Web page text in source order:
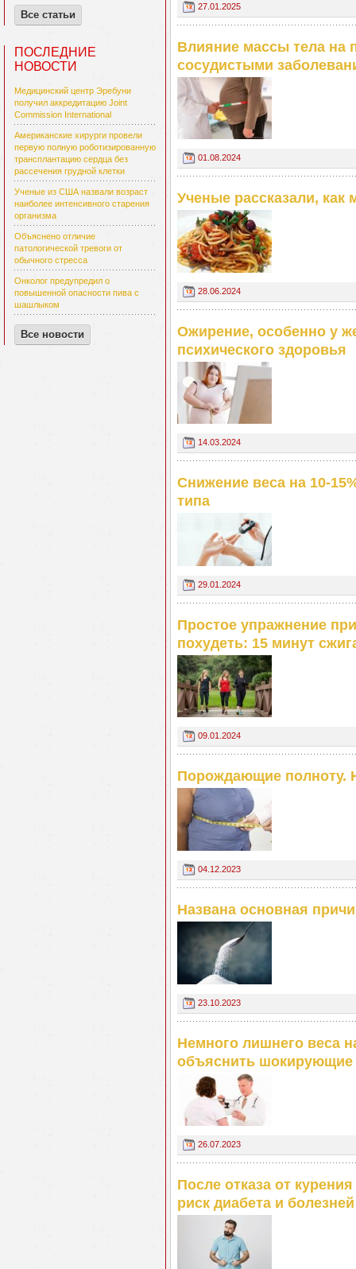
Все статьи
ПОСЛЕДНИЕ
НОВОСТИ
Медицинский центр Эребуни
получил аккредитацию Joint
Commission International
Американские хирурги провели
первую полную роботизированную
трансплантацию сердца без
рассечения грудной клетки
Ученые из США назвали возраст
наиболее интенсивного старения
организма
Объяснено отличие
патологической тревоги от
обычного стресса
Онколог предупредил о
повышенной опасности пива с
шашлыком
Все новости
27.01.2025
Влияние массы тела на
сосудистыми
01.08.2024
Ученые рассказали,
28.06.2024
Ожирение, особенно у
психического здоровья
14.03.2024
Снижение веса на 10-
типа
29.01.2024
Простое упражнение
похудеть: 15 минут
09.01.2024
Порождающие полноту.
04.12.2023
Названа основная
23.10.2023
Немного лишнего веса
объяснить шокирующие
26.07.2023
После отказа от
риск диабета и